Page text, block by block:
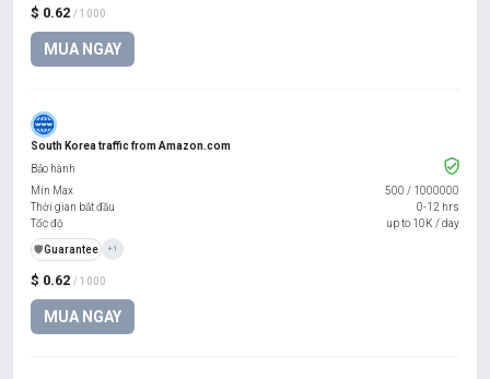
$ 0.62 / 1000
MUA NGAY
South Korea traffic from Amazon.com
$ 0.62 / 1000
MUA NGAY
Bảo hành
Min Max
500 / 1000000
Thời gian bắt đầu
0-12 hrs
Tốc độ
up to 10K / day
️🛡️Guarantee +1